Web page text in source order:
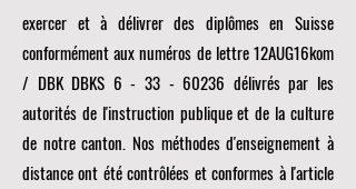
exercer et à délivrer des diplômes en Suisse
conformément aux numéros de lettre 12AUG16kom
/ DBK DBKS 6 - 33 - 60236 délivrés par les
autorités de l'instruction publique et de la culture
de notre canton. Nos méthodes d'enseignement à
distance ont été contrôlées et conformes à l'article